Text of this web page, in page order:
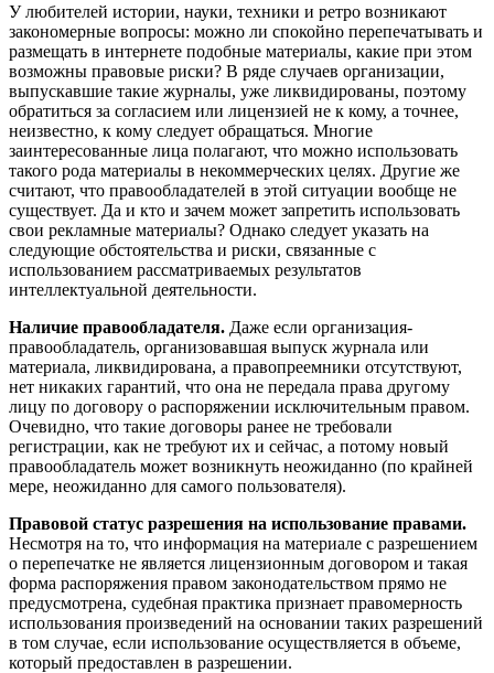
У любителей истории, науки, техники и ретро возникают
закономерные вопросы: можно ли спокойно перепечатывать и
размещать в интернете подобные материалы, какие при этом
возможны правовые риски? В ряде случаев организации,
выпускавшие такие журналы, уже ликвидированы, поэтому
обратиться за согласием или лицензией не к кому, а точнее,
неизвестно, к кому следует обращаться. Многие
заинтересованные лица полагают, что можно использовать
такого рода материалы в некоммерческих целях. Другие же
считают, что правообладателей в этой ситуации вообще не
существует. Да и кто и зачем может запретить использовать
свои рекламные материалы? Однако следует указать на
следующие обстоятельства и риски, связанные с
использованием рассматриваемых результатов
интеллектуальной деятельности.
Наличие правообладателя. Даже если организация-
правообладатель, организовавшая выпуск журнала или
материала, ликвидирована, а правопреемники отсутствуют,
нет никаких гарантий, что она не передала права другому
лицу по договору о распоряжении исключительным правом.
Очевидно, что такие договоры ранее не требовали
регистрации, как не требуют их и сейчас, а потому новый
правообладатель может возникнуть неожиданно (по крайней
мере, неожиданно для самого пользователя).
Правовой статус разрешения на использование правами.
Несмотря на то, что информация на материале с разрешением
о перепечатке не является лицензионным договором и такая
форма распоряжения правом законодательством прямо не
предусмотрена, судебная практика признает правомерность
использования произведений на основании таких разрешений
в том случае, если использование осуществляется в объеме,
который предоставлен в разрешении.